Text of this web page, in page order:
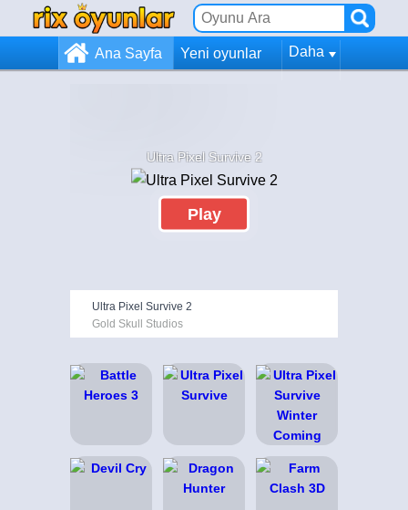
Ana Sayfa Yeni oyunlar Daha
Ultra Pixel Survive 2
Play
Ultra Pixel Survive 2
Gold Skull Studios